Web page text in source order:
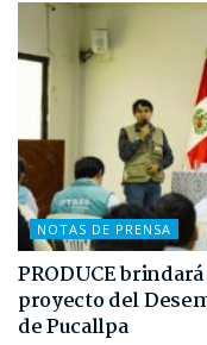
NOTAS DE PRENSA
PRODUCE
proyecto del
de Pucallpa